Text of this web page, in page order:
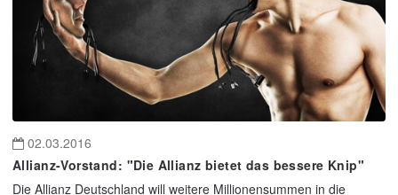
02.03.2016
Allianz-Vorstand: "Die Allianz bietet das bessere Knip"
Die Allianz Deutschland will weitere Millionensummen in die